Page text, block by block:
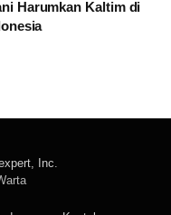
Harumkan Kaltim di
Inc.